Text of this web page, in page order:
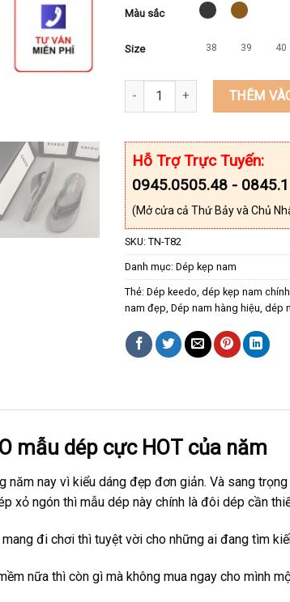
Màu sắc
Size 38 39 40
Dép xỏ ngón nam da bò thật
THÊM
Hỗ Trợ Trực Tuyến:
0945.0505.48 -
(Mở cửa cả Thứ Bảy và Chủ
SKU: TN-T82
Danh mục: Dép kẹp nam
Thẻ: Dép keedo, dép kẹp nam
nam đẹp, Dép nam hàng hiệu, dép
mẫu dép cực HOT của năm
năm nay vì kiểu dáng đẹp đơn giản. Và sang
xỏ ngón thì mẫu dép này chính là đôi dép cần
đi chơi thì tuyệt vời cho những ai đang tìm
nữa thì còn gì mà không mua ngay cho mình